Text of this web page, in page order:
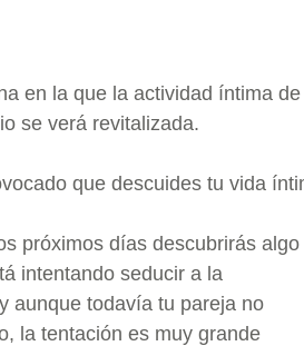
en la que la actividad íntima de
se verá revitalizada.
que descuides tu vida
próximos días descubrirás
intentando seducir a la
aunque todavía tu pareja no
la tentación es muy grande